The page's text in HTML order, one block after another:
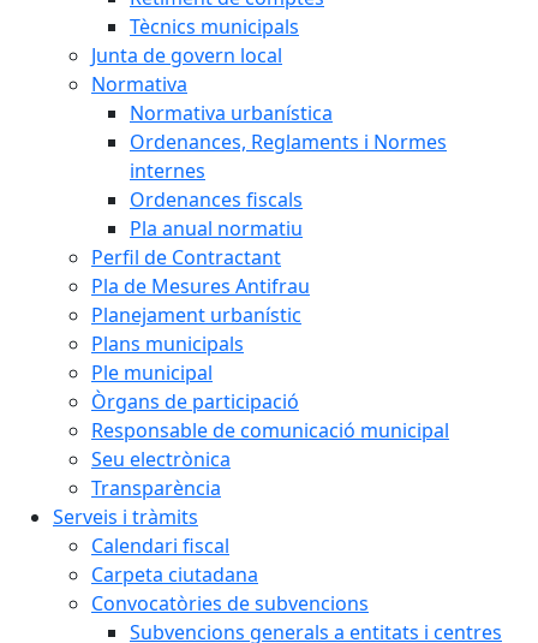
Tècnics municipals
Junta de govern local
Normativa
Normativa urbanística
Ordenances, Reglaments i Normes
internes
Ordenances fiscals
Pla anual normatiu
Perfil de Contractant
Pla de Mesures Antifrau
Planejament urbanístic
Plans municipals
Ple municipal
Òrgans de participació
Responsable de comunicació municipal
Seu electrònica
Transparència
Serveis i tràmits
Calendari fiscal
Carpeta ciutadana
Convocatòries de subvencions
Subvencions generals a entitats i centres